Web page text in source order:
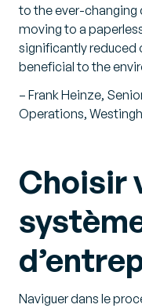
to the ever-changing
moving to a
significantly reduced
beneficial to the
– Frank Heinze,
Operations,
Choisir
Naviguer dans le